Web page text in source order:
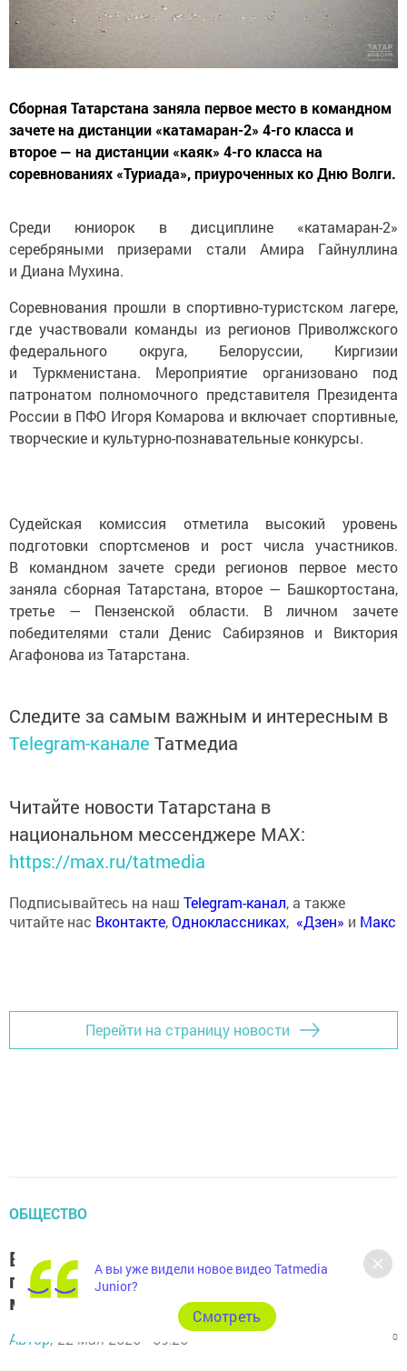
Сборная Татарстана заняла первое место в командном
зачете на дистанции «катамаран-2» 4-го класса и
второе — на дистанции «каяк» 4-го класса на
соревнованиях «Туриада», приуроченных ко Дню Волги.
Среди юниорок в дисциплине «катамаран-2»
серебряными призерами стали Амира Гайнуллина
и Диана Мухина.
Соревнования прошли в спортивно-туристском лагере,
где участвовали команды из регионов Приволжского
федерального округа, Белоруссии, Киргизии
и Туркменистана. Мероприятие организовано под
патронатом полномочного представителя Президента
России в ПФО Игоря Комарова и включает спортивные,
творческие и культурно-познавательные конкурсы.
Судейская комиссия отметила высокий уровень
подготовки спортсменов и рост числа участников.
В командном зачете среди регионов первое место
заняла сборная Татарстана, второе — Башкортостана,
третье — Пензенской области. В личном зачете
победителями стали Денис Сабирзянов и Виктория
Агафонова из Татарстана.
Следите за самым важным и интересным в
Telegram-канале Татмедиа
Читайте новости Татарстана в
национальном мессенджере MАХ:
https://max.ru/tatmedia
Подписывайтесь на наш Telegram-канал, а также
читайте нас Вконтакте,Одноклассниках, «Дзен» и Макс
Перейти на страницу новости
ОБЩЕСТВО
Восполните витаминный запас весной:
почему стоит приготовить винегрет 22
мая
Автор, 22 мая 2026 - 09:26 0
А вы уже видели новое видео Tatmedia
Junior?
Cмотреть